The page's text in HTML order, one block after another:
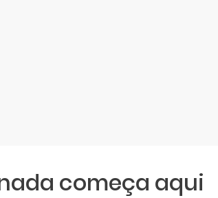
começa aqui